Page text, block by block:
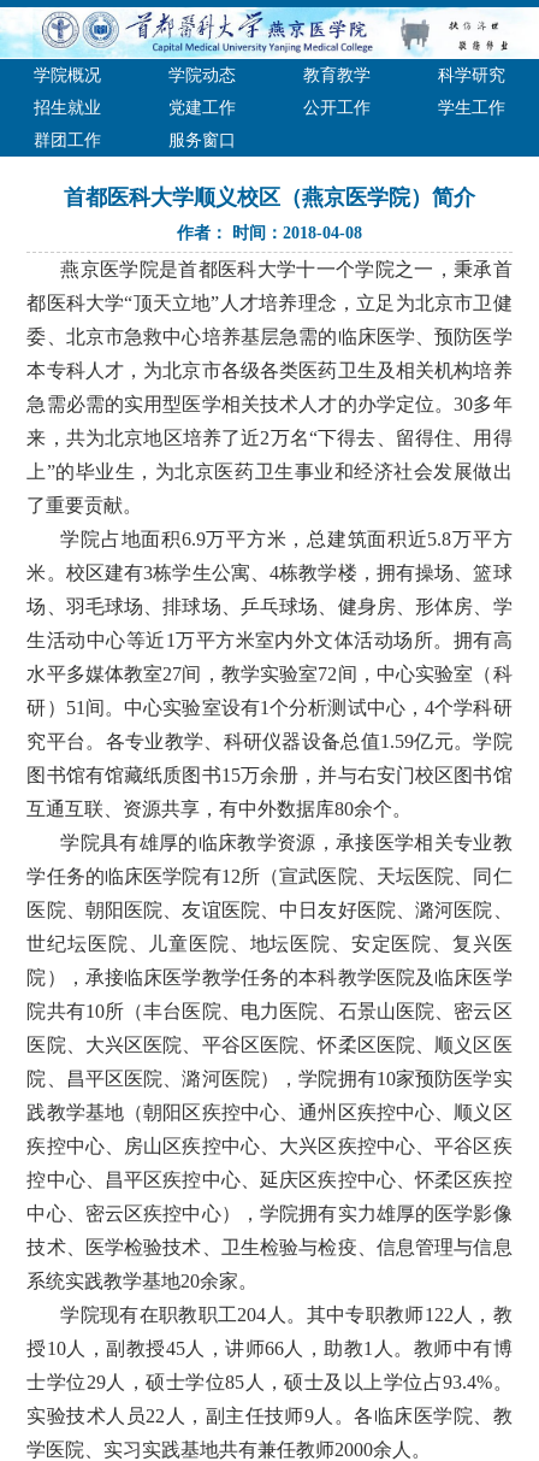
学院概况 学院动态 教育教学
科学研究
招生就业
党建工作 公开工作
学生工作
群团工作
服务窗口
首都医科大学顺义校区（燕京医学院）简介
作者： 时间：2018-04-08
燕京医学院是首都医科大学十一个学院之一，秉承首
都医科大学“顶天立地”人才培养理念，立足为北京市卫健
委、北京市急救中心培养基层急需的临床医学、预防医学
本专科人才，为北京市各级各类医药卫生及相关机构培养
急需必需的实用型医学相关技术人才的办学定位。30多年
来，共为北京地区培养了近2万名“下得去、留得住、用得
上”的毕业生，为北京医药卫生事业和经济社会发展做出
了重要贡献。
学院占地面积6.9万平方米，总建筑面积近5.8万平方
米。校区建有3栋学生公寓、4栋教学楼，拥有操场、篮球
场、羽毛球场、排球场、乒乓球场、健身房、形体房、学
生活动中心等近1万平方米室内外文体活动场所。拥有高
水平多媒体教室27间，教学实验室72间，中心实验室（科
研）51间。中心实验室设有1个分析测试中心，4个学科研
究平台。各专业教学、科研仪器设备总值1.59亿元。学院
图书馆有馆藏纸质图书15万余册，并与右安门校区图书馆
互通互联、资源共享，有中外数据库80余个。
学院具有雄厚的临床教学资源，承接医学相关专业教
学任务的临床医学院有12所（宣武医院、天坛医院、同仁
医院、朝阳医院、友谊医院、中日友好医院、潞河医院、
世纪坛医院、儿童医院、地坛医院、安定医院、复兴医
院），承接临床医学教学任务的本科教学医院及临床医学
院共有10所（丰台医院、电力医院、石景山医院、密云区
医院、大兴区医院、平谷区医院、怀柔区医院、顺义区医
院、昌平区医院、潞河医院），学院拥有10家预防医学实
践教学基地（朝阳区疾控中心、通州区疾控中心、顺义区
疾控中心、房山区疾控中心、大兴区疾控中心、平谷区疾
控中心、昌平区疾控中心、延庆区疾控中心、怀柔区疾控
中心、密云区疾控中心），学院拥有实力雄厚的医学影像
技术、医学检验技术、卫生检验与检疫、信息管理与信息
系统实践教学基地20余家。
学院现有在职教职工204人。其中专职教师122人，教
授10人，副教授45人，讲师66人，助教1人。教师中有博
士学位29人，硕士学位85人，硕士及以上学位占93.4%。
实验技术人员22人，副主任技师9人。各临床医学院、教
学医院、实习实践基地共有兼任教师2000余人。